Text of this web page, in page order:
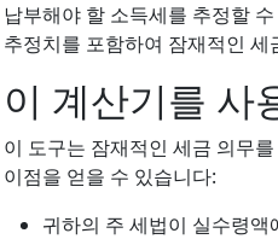
납부해야 할 소득세를 추정할
추정치를 포함하여 잠재적인
이 계산기를 사
이 도구는 잠재적인 세금 의무
이점을 얻을 수 있습니다:
귀하의 주 세법이 실수령액